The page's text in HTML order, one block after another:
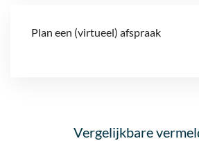
Plan een (virtueel) afspraak
Vergelijkbare